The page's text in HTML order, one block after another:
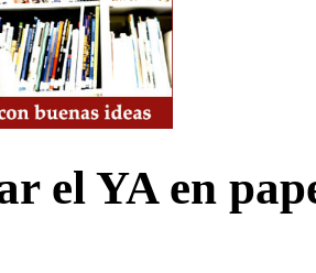
el YA en